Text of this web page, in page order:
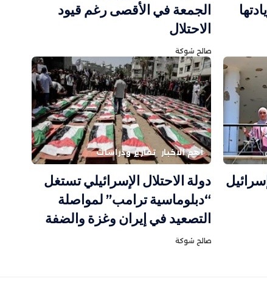
ريادتها
الجمعة في الأقصى رغم قيود
الاحتلال
صالح شوكة
أهم الاخبار تقارير ودراسات
دولة الاحتلال الإسرائيلي تستغل
“دبلوماسية ترامب” لمواصلة
التصعيد في إيران وغزة والضفة
صالح شوكة